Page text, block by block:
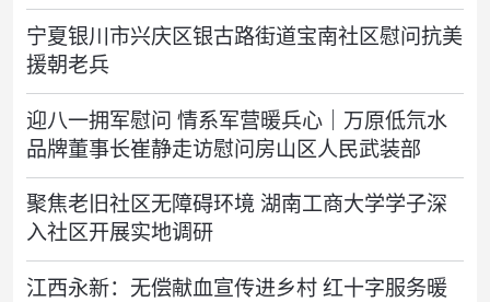
宁夏银川市兴庆区银古路街道宝南社区慰问抗美
援朝老兵
迎八一拥军慰问 情系军营暖兵心｜万原低氘水
品牌董事长崔静走访慰问房山区人民武装部
聚焦老旧社区无障碍环境 湖南工商大学学子深
入社区开展实地调研
江西永新：无偿献血宣传进乡村 红十字服务暖